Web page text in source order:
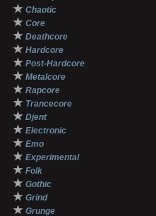
★ Chaotic
★ Core
★ Deathcore
★ Hardcore
★ Post-Hardcore
★ Metalcore
★ Rapcore
★ Trancecore
★ Djent
★ Electronic
★ Emo
★ Experimental
★ Folk
★ Gothic
★ Grind
★ Grunge